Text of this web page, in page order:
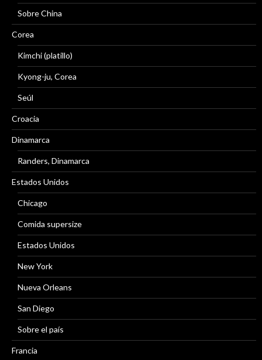
Sobre China
Corea
Kimchi (platillo)
Kyong-ju, Corea
Seúl
Croacia
Dinamarca
Randers, Dinamarca
Estados Unidos
Chicago
Comida supersize
Estados Unidos
New York
Nueva Orleans
San Diego
Sobre el país
Francia